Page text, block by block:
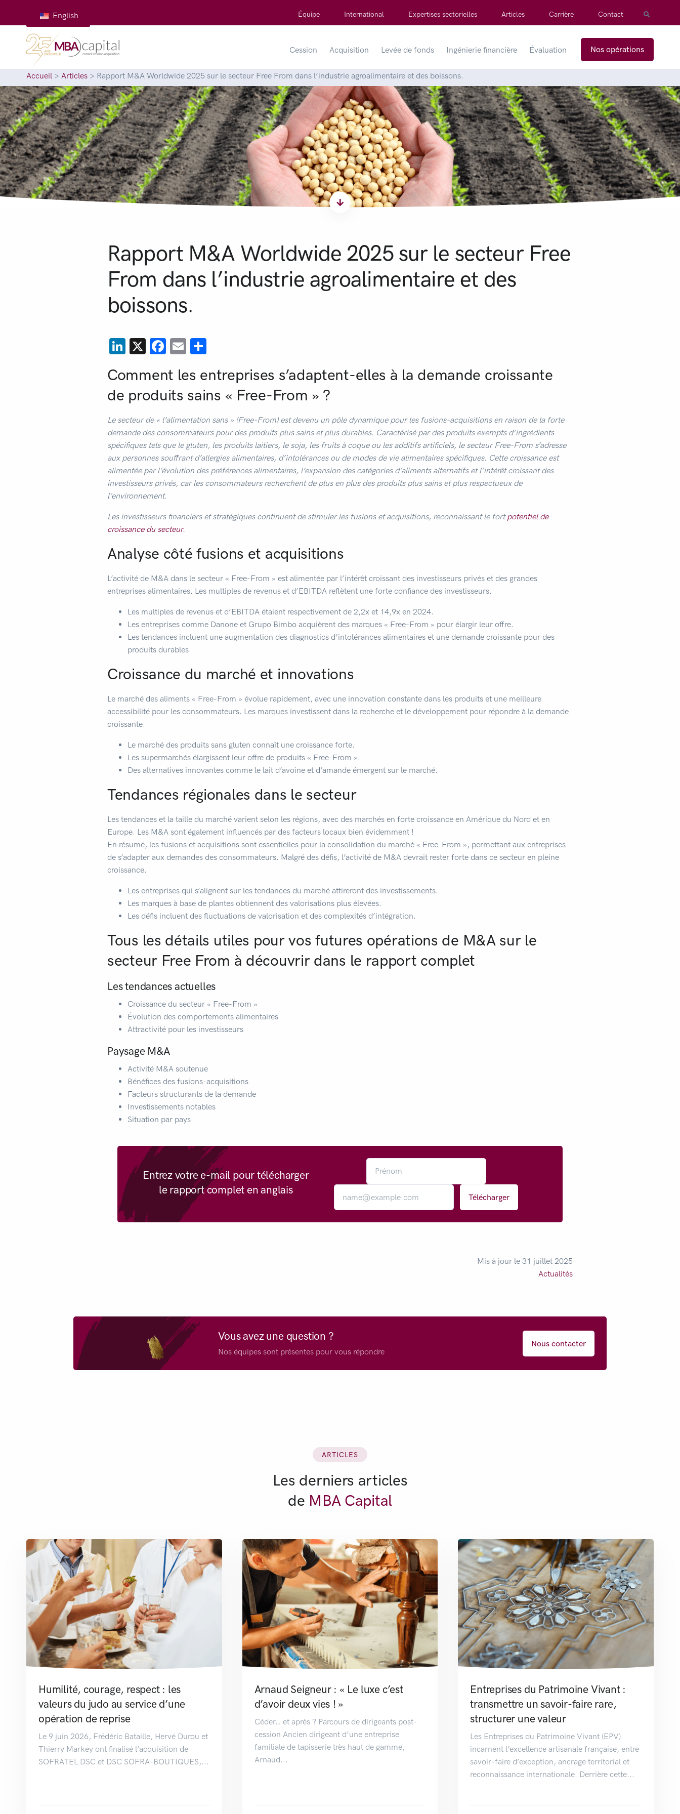
English Équipe International Expertises sectorielles Articles Carrière Contact
Cession Acquisition Levée de fonds Ingénierie financière Évaluation Nos opérations
Accueil > Articles > Rapport M&A Worldwide 2025 sur le secteur Free From dans l’industrie agroalimentaire et des boissons.
Rapport M&A Worldwide 2025 sur le secteur Free
From dans l’industrie agroalimentaire et des
boissons.
LinkedIn
X Facebook
Email
Comment les entreprises s’adaptent-elles à la demande croissante
de produits sains « Free-From » ?
Le secteur de « l’alimentation sans » (Free-From) est devenu un pôle dynamique pour les fusions-acquisitions en raison de la forte
demande des consommateurs pour des produits plus sains et plus durables. Caractérisé par des produits exempts d’ingrédients
spécifiques tels que le gluten, les produits laitiers, le soja, les fruits à coque ou les additifs artificiels, le secteur Free-From s’adresse
aux personnes souffrant d’allergies alimentaires, d’intolérances ou de modes de vie alimentaires spécifiques. Cette croissance est
alimentée par l’évolution des préférences alimentaires, l’expansion des catégories d’aliments alternatifs et l’intérêt croissant des
investisseurs privés, car les consommateurs recherchent de plus en plus des produits plus sains et plus respectueux de
l’environnement.
Les investisseurs financiers et stratégiques continuent de stimuler les fusions et acquisitions, reconnaissant le fortpotentiel de
croissance du secteur.
Analyse côté fusions et acquisitions
L’activité de M&A dans le secteur « Free-From » est alimentée par l’intérêt croissant des investisseurs privés et des grandes
entreprises alimentaires. Les multiples de revenus et d’EBITDA reflètent une forte confiance des investisseurs.
Les multiples de revenus et d’EBITDA étaient respectivement de 2,2x et 14,9x en 2024.
Les entreprises comme Danone et Grupo Bimbo acquièrent des marques « Free-From » pour élargir leur offre.
Les tendances incluent une augmentation des diagnostics d’intolérances alimentaires et une demande croissante pour des
produits durables.
Croissance du marché et innovations
Le marché des aliments « Free-From » évolue rapidement, avec une innovation constante dans les produits et une meilleure
accessibilité pour les consommateurs. Les marques investissent dans la recherche et le développement pour répondre à la demande
croissante.
Le marché des produits sans gluten connaît une croissance forte.
Les supermarchés élargissent leur offre de produits « Free-From ».
Des alternatives innovantes comme le lait d’avoine et d’amande émergent sur le marché.
Tendances régionales dans le secteur
Les tendances et la taille du marché varient selon les régions, avec des marchés en forte croissance en Amérique du Nord et en
Europe. Les M&A sont également influencés par des facteurs locaux bien évidemment !
En résumé, les fusions et acquisitions sont essentielles pour la consolidation du marché « Free-From », permettant aux entreprises
de s’adapter aux demandes des consommateurs. Malgré des défis, l’activité de M&A devrait rester forte dans ce secteur en pleine
croissance.
Les entreprises qui s’alignent sur les tendances du marché attireront des investissements.
Les marques à base de plantes obtiennent des valorisations plus élevées.
Les défis incluent des fluctuations de valorisation et des complexités d’intégration.
Tous les détails utiles pour vos futures opérations de M&A sur le
secteur Free From à découvrir dans le rapport complet
Les tendances actuelles
Croissance du secteur « Free-From »
Évolution des comportements alimentaires
Attractivité pour les investisseurs
Paysage M&A
Activité M&A soutenue
Bénéfices des fusions-acquisitions
Facteurs structurants de la demande
Investissements notables
Situation par pays
Entrez votre e-mail pour télécharger
le rapport complet en anglais
Télécharger
Mis à jour le 31 juillet 2025
Actualités
Vous avez une question ?
Nos équipes sont présentes pour vous répondre
Nous contacter
ARTICLES
Les derniers articles
de MBA Capital
Humilité, courage, respect : les
valeurs du judo au service d’une
opération de reprise
Le 9 juin 2026, Frédéric Bataille, Hervé Durou et
Thierry Markey ont finalisé l’acquisition de
SOFRATEL DSC et DSC SOFRA-BOUTIQUES,...
Arnaud Seigneur : « Le luxe c’est
d’avoir deux vies ! »
Céder… et après ? Parcours de dirigeants post-
cession Ancien dirigeant d’une entreprise
familiale de tapisserie très haut de gamme,
Arnaud...
Entreprises du Patrimoine Vivant :
transmettre un savoir-faire rare,
structurer une valeur
Les Entreprises du Patrimoine Vivant (EPV)
incarnent l’excellence artisanale française, entre
savoir-faire d’exception, ancrage territorial et
reconnaissance internationale. Derrière cette...